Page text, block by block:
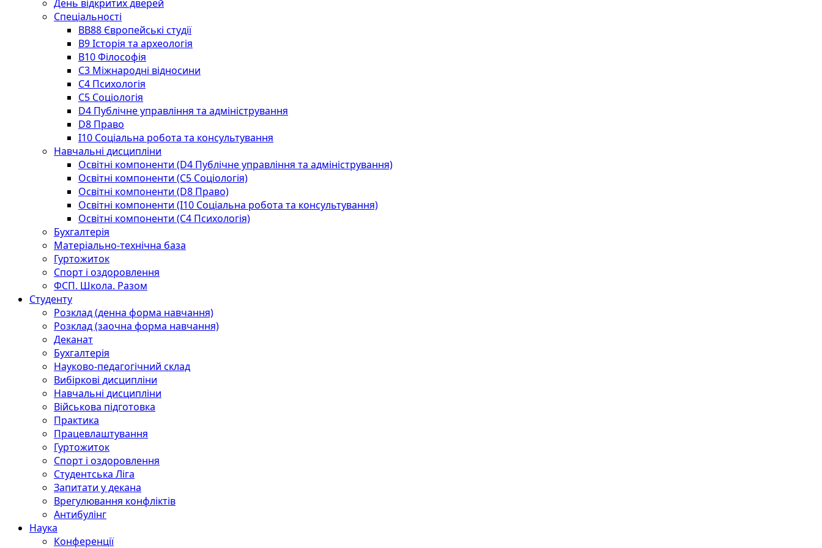
День відкритих дверей
Спеціальності
BВ88 Європейські студії
B9 Історія та археологія
B10 Філософія
C3 Міжнародні відносини
C4 Психологія
С5 Соціологія
D4 Публічне управління та адміністрування
D8 Право
I10 Соціальна робота та консультування
Навчальні дисципліни
Освітні компоненти (D4 Публічне управління та адміністрування)
Освітні компоненти (С5 Соціологія)
Освітні компоненти (D8 Право)
Освітні компоненти (I10 Соціальна робота та консультування)
Освітні компоненти (С4 Психологія)
Бухгалтерія
Матеріально-технічна база
Гуртожиток
Спорт і оздоровлення
ФСП. Школа. Разом
Студенту
Розклад (денна форма навчання)
Розклад (заочна форма навчання)
Деканат
Бухгалтерія
Науково-педагогічний склад
Вибіркові дисципліни
Навчальні дисципліни
Військова підготовка
Практика
Працевлаштування
Гуртожиток
Спорт і оздоровлення
Студентська Ліга
Запитати у декана
Врегулювання конфліктів
Антибулінг
Наука
Конференції